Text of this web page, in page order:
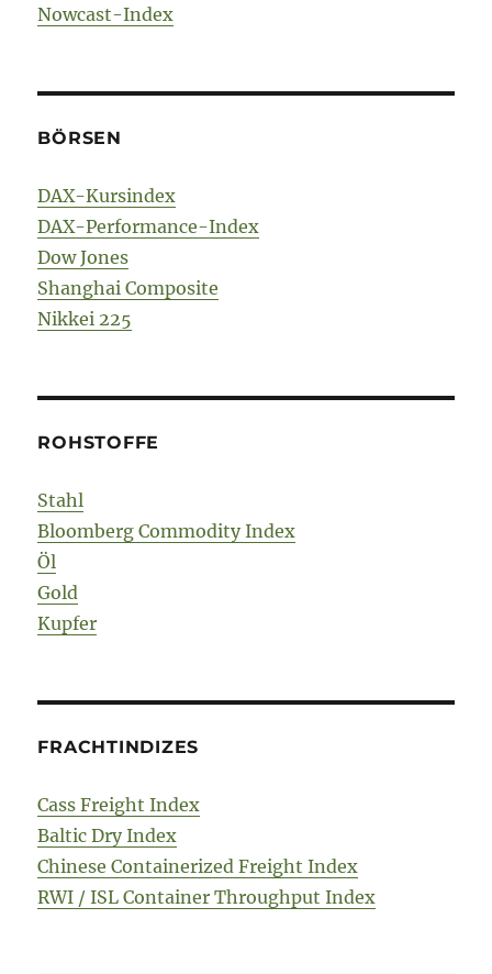
Nowcast-Index
BÖRSEN
DAX-Kursindex
DAX-Performance-Index
Dow Jones
Shanghai Composite
Nikkei 225
ROHSTOFFE
Stahl
Bloomberg Commodity Index
Öl
Gold
Kupfer
FRACHTINDIZES
Cass Freight Index
Baltic Dry Index
Chinese Containerized Freight Index
RWI / ISL Container Throughput Index